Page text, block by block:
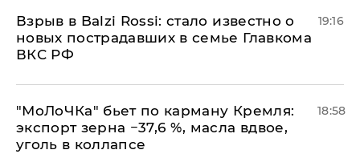
Взрыв в Balzi Rossi: стало известно о
новых пострадавших в семье Главкома
ВКС РФ
19:16
​"МоЛоЧКа" бьет по карману Кремля:
экспорт зерна −37,6 %, масла вдвое,
уголь в коллапсе
18:58